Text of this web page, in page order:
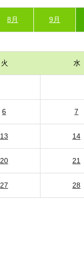
8月 9月
火 水
6 7
13 14
20 21
27 28